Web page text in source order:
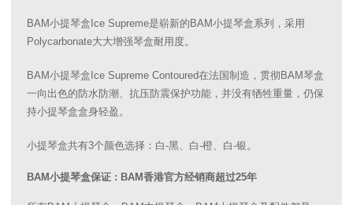
BAM小提琴盒Ice Supreme是崭新的BAM小提琴盒系列，采用
Polycarbonate大大增强琴盒耐用度。
BAM小提琴盒Ice Supreme Contoured在法国制造，贯彻BAM琴盒
一向出色的防水防潮、抗压防震保护功能，并没有牺牲重量，仍保
持小提琴盒盒身轻盈。
小提琴盒共有3个颜色选择：白-黑、白-橙、白-银。
BAM小提琴盒保证 : BAM香港官方经销商超过25年